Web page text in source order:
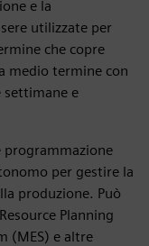
e la
utilizzate per
che copre
medio termine con
settimane e
programmazione
per gestire la
produzione. Può
Planning
(MES) e altre